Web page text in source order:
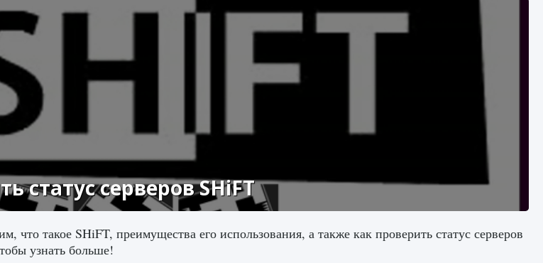
статус серверов SHiFT
что такое SHiFT, преимущества его использования, а также как проверить статус серверов
узнать больше!